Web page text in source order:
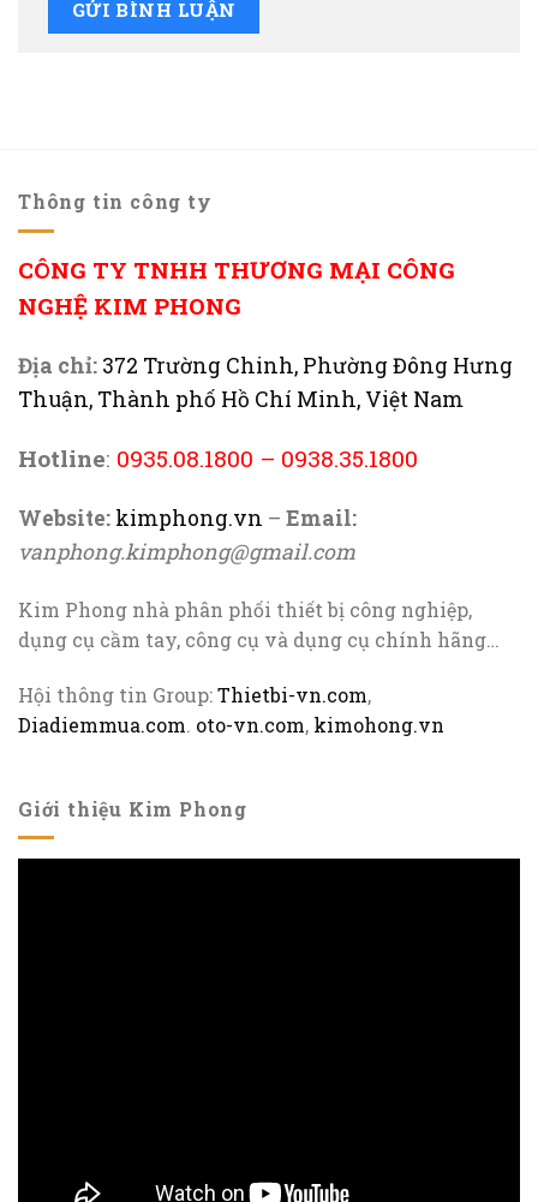
Thông tin công ty
CÔNG TY TNHH THƯƠNG MẠI CÔNG
NGHỆ KIM PHONG
Địa chỉ: 372 Trường Chinh, Phường Đông Hưng
Thuận, Thành phố Hồ Chí Minh, Việt Nam
Hotline: 0935.08.1800 – 0938.35.1800
Website: kimphong.vn – Email:
vanphong.kimphong@gmail.com
Kim Phong nhà phân phối thiết bị công nghiệp,
dụng cụ cầm tay, công cụ và dụng cụ chính hãng…
Hội thông tin Group:Thietbi-vn.com,
Diadiemmua.com. oto-vn.com, kimohong.vn
Giới thiệu Kim Phong